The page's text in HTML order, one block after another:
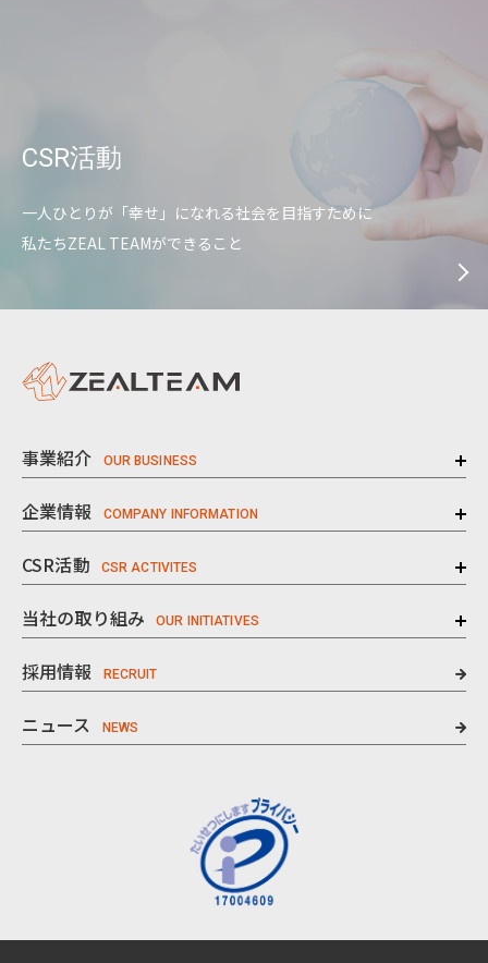
CSR活動
一人ひとりが「幸せ」になれる社会を目指すために
私たちZEAL TEAMができること
事業紹介
企業情報
CSR活動
当社の取り組み
採用情報
ニュース